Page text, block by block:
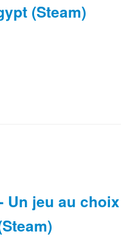
(Steam)
Un jeu au choix